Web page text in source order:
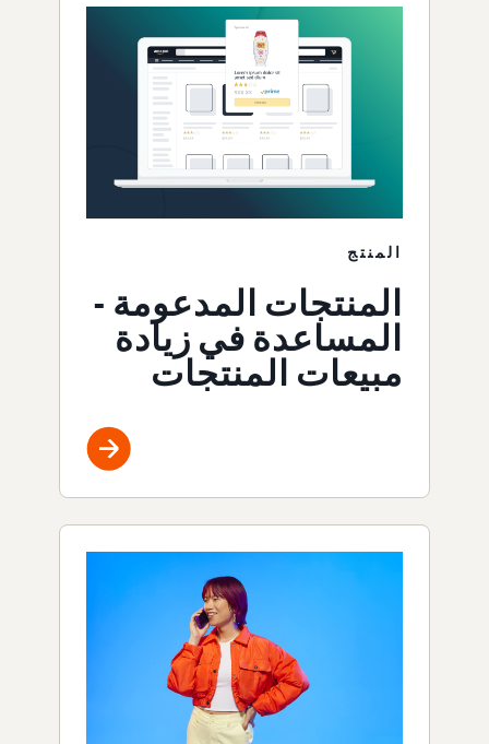
المنتج
المنتجات المدعومة -
المساعدة في زيادة
مبيعات المنتجات